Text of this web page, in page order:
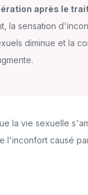
après le
la sensation
diminue et la
la vie sexuelle
l'inconfort causé